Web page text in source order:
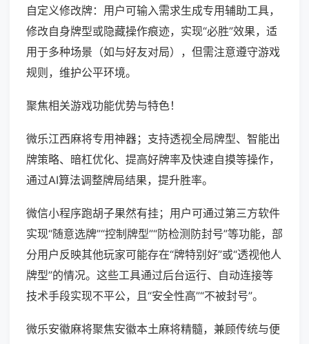
自定义修改牌：用户可输入需求生成专用辅助工具，
修改自身牌型或隐藏操作痕迹，实现“必胜”效果，适
用于多种场景（如与好友对局），但需注意遵守游戏
规则，维护公平环境。
聚焦相关游戏功能优势与特色！
微乐江西麻将专用神器；支持透视全局牌型、智能出
牌策略、暗杠优化、提高好牌率及快速自摸等操作，
通过AI算法调整牌局结果，提升胜率。
微信小程序跑胡子果然有挂；用户可通过第三方软件
实现“随意选牌”“控制牌型”“防检测防封号”等功能，部
分用户反映其他玩家可能存在“牌特别好”或“透视他人
牌型”的情况。这些工具通过后台运行、自动连接等
技术手段实现不平公，且“安全性高”“不被封号”。
微乐安徽麻将聚焦安徽本土麻将精髓，兼顾传统与便